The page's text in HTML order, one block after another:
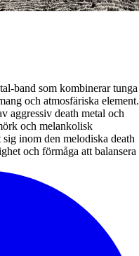
band som kombinerar tunga
och atmosfäriska element.
aggressiv death metal och
och melankolisk
inom den melodiska death
och förmåga att balansera